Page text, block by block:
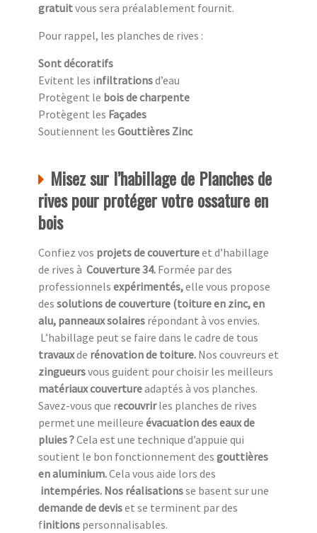
gratuitvous sera préalablement fournit.
Pour rappel, les planches de rives :
Sont décoratifs
Evitent les infiltrationsd’eau
Protègent le bois de charpente
Protègent les Façades
Soutiennent les Gouttières Zinc
Misez sur l’habillage de Planches de
rives pour protéger votre ossature en
bois
Confiez vos projets de couvertureet d’habillage
de rives à Couverture 34. Formée par des
professionnels expérimentés,elle vous propose
des solutions de couverture (toiture en zinc, en
alu, panneaux solaires répondant à vos envies.
L’habillage peut se faire dans le cadre de tous
travauxde rénovation de toiture. Nos couvreurs et
zingueursvous guident pour choisir les meilleurs
matériaux couvertureadaptés à vos planches.
Savez-vous que recouvrirles planches de rives
permet une meilleure évacuation des eaux de
pluies ?Cela est une technique d’appuie qui
soutient le bon fonctionnement des gouttières
en aluminium.Cela vous aide lors des
intempéries. Nos réalisationsse basent sur une
demande de deviset se terminent par des
finitions personnalisables.